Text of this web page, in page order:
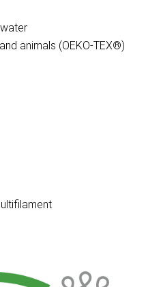
animals (OEKO-TEX®)